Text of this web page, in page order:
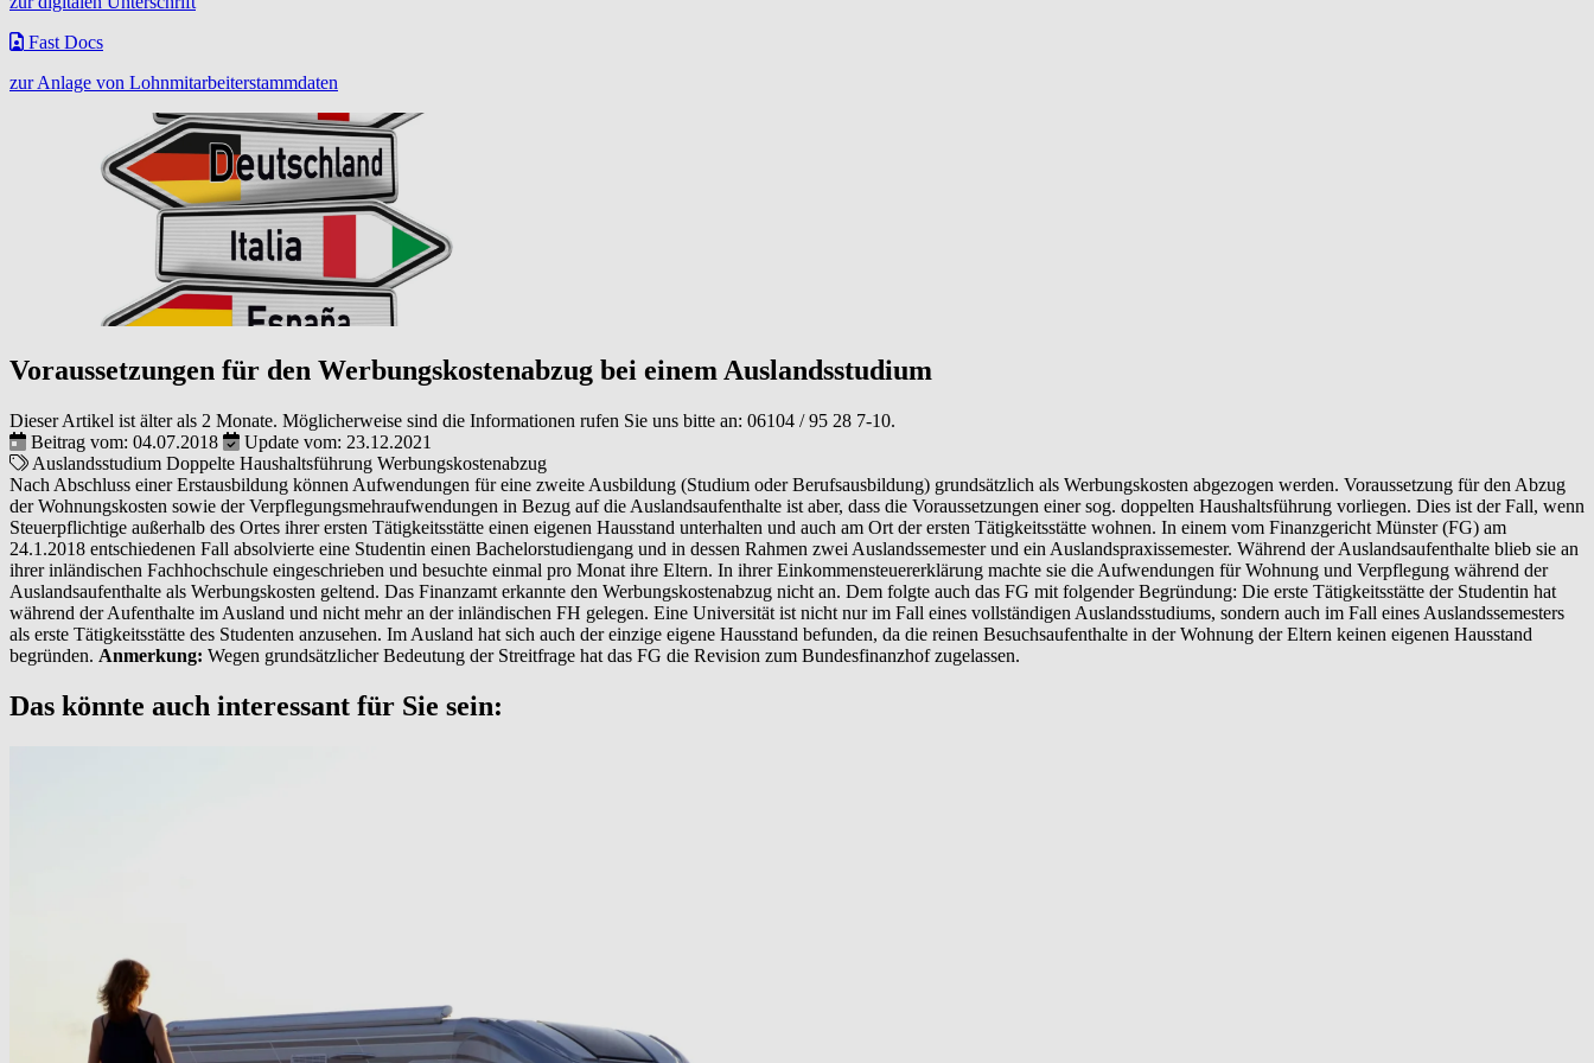
Fast Docs
zur Anlage von Lohnmitarbeiterstammdaten
Voraussetzungen für den Werbungskostenabzug bei einem Auslandsstudium
Dieser Artikel ist älter als 2 Monate. Möglicherweise sind die Informationen rufen Sie uns bitte an: 06104 / 95 28 7-10.
Beitrag vom: 04.07.2018
Update vom: 23.12.2021
Auslandsstudium Doppelte Haushaltsführung Werbungskostenabzug
Nach Abschluss einer Erstausbildung können Aufwendungen für eine zweite Ausbildung (Studium oder Berufsausbildung) grundsätzlich als Werbungs­kosten abgezogen werden. Voraussetzung für den Abzug
der Wohnungskosten sowie der Verpflegungsmehraufwendungen in Bezug auf die Auslandsaufenthalte ist aber, dass die Voraussetzungen einer sog. doppelten Haushaltsführung vorliegen. Dies ist der Fall, wenn
Steuerpflichtige außerhalb des Ortes ihrer ersten Tätigkeitsstätte einen eigenen Hausstand unterhalten und auch am Ort der ersten Tätigkeitsstätte wohnen. In einem vom Finanzgericht Münster (FG) am
24.1.2018 entschiedenen Fall absolvierte eine Studentin einen Bachelorstudiengang und in dessen Rahmen zwei Auslandssemester und ein Auslandspraxissemester. Während der Auslandsaufenthalte blieb sie an
ihrer inländischen Fachhochschule eingeschrieben und besuchte einmal pro Monat ihre Eltern. In ihrer Einkommensteuererklärung machte sie die Aufwendungen für Wohnung und Verpflegung während der
Auslandsaufenthalte als Werbungskosten geltend. Das Finanzamt erkannte den Werbungskostenabzug nicht an. Dem folgte auch das FG mit folgender Begründung: Die erste Tätigkeitsstätte der Studentin hat
während der Aufenthalte im Ausland und nicht mehr an der inländischen FH gelegen. Eine Universität ist nicht nur im Fall eines vollständigen Auslandsstudiums, sondern auch im Fall eines Auslandssemesters
als erste Tätigkeitsstätte des Studenten anzusehen. Im Ausland hat sich auch der einzige eigene Hausstand befunden, da die reinen Besuchsaufenthalte in der Wohnung der Eltern keinen eigenen Hausstand
begründen. Anmerkung: Wegen grundsätzlicher Bedeutung der Streitfrage hat das FG die Revision zum Bundesfinanzhof zugelassen.
Das könnte auch interessant für Sie sein: